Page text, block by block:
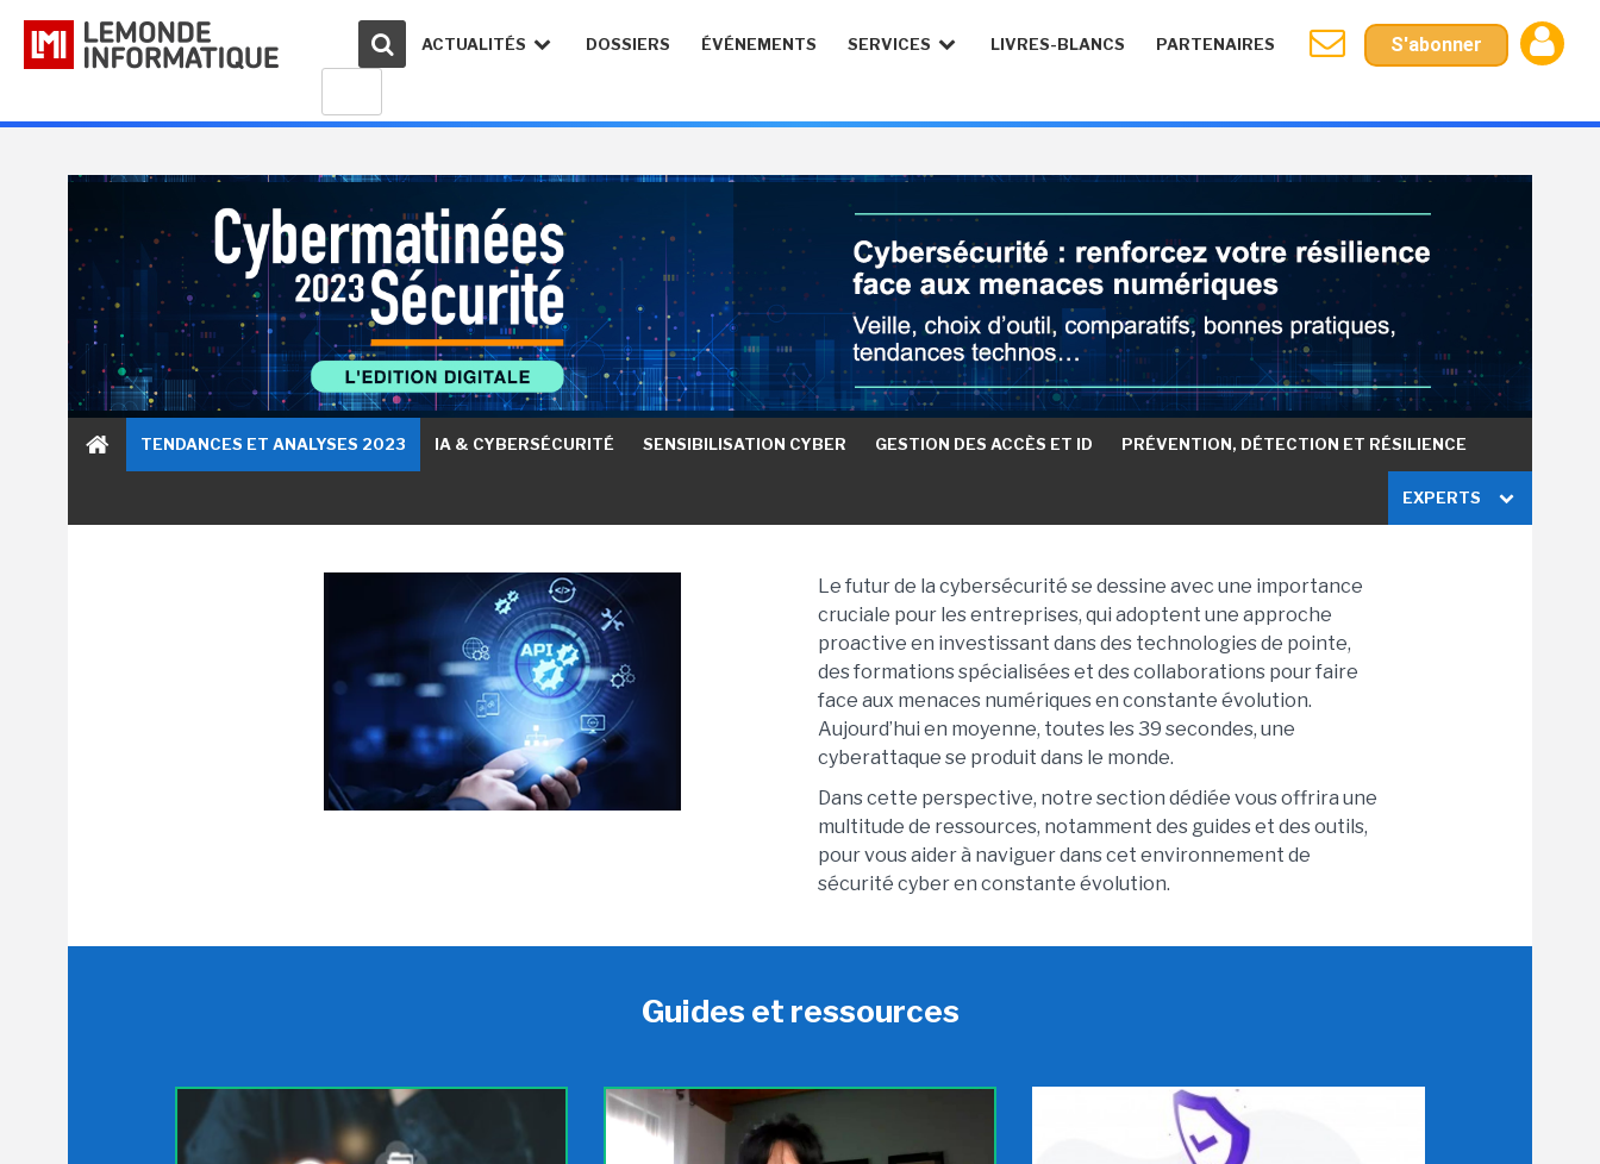
ACTUALITÉS DOSSIERS ÉVÉNEMENTS SERVICES LIVRES-BLANCS PARTENAIRES S'abonner
TENDANCES ET ANALYSES 2023 IA & CYBERSÉCURITÉ SENSIBILISATION CYBER GESTION DES ACCÈS ET ID PRÉVENTION, DÉTECTION ET RÉSILIENCE
EXPERTS
Le futur de la cybersécurité se dessine avec une importance
cruciale pour les entreprises, qui adoptent une approche
proactive en investissant dans des technologies de pointe,
des formations spécialisées et des collaborations pour faire
face aux menaces numériques en constante évolution.
Aujourd’hui en moyenne, toutes les 39 secondes, une
cyberattaque se produit dans le monde.
Dans cette perspective, notre section dédiée vous offrira une
multitude de ressources, notamment des guides et des outils,
pour vous aider à naviguer dans cet environnement de
sécurité cyber en constante évolution.
Guides et ressources